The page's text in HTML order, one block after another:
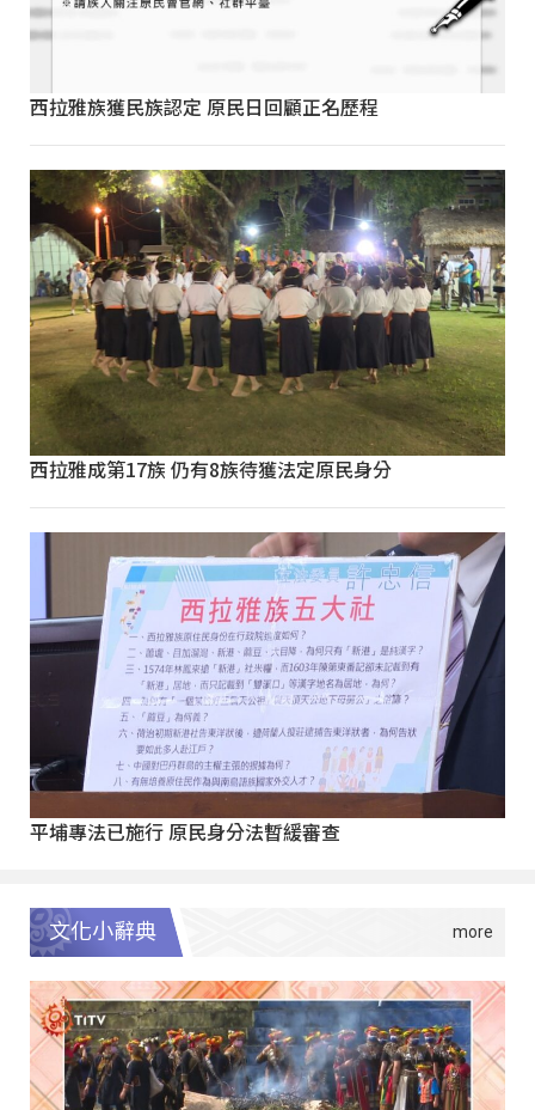
西拉雅族獲民族認定 原民日回顧正名歷程
西拉雅成第17族 仍有8族待獲法定原民身分
平埔專法已施行 原民身分法暫緩審查
文化小辭典